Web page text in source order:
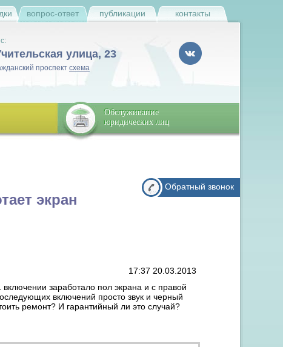
вопрос-ответ публикации контакты
улица, 23
проспект схема
Обслуживание
юридических лиц
экран
17:37 20.03.2013
заработало пол экрана и с правой
включений просто звук и черный
ремонт? И гарантийный ли это случай?
Обратный звонок